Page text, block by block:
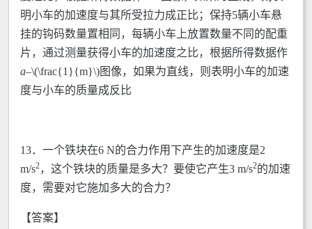
明小车的加速度与其所受拉力成正比；保持5辆小车悬
挂的钩码数量置相同，每辆小车上放置数量不同的配重
片，通过测量获得小车的加速度之比，根据所得数据作
a–\(\frac{1}{m}\)图像，如果为直线，则表明小车的加速
度与小车的质量成反比
13．一个铁块在6 N的合力作用下产生的加速度是2
m/s2，这个铁块的质量是多大？要使它产生3 m/s2的加速
度，需要对它施加多大的合力？
【答案】